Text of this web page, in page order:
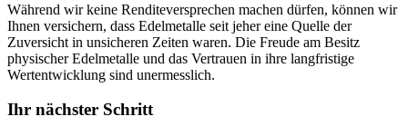
Während wir keine Renditeversprechen machen dürfen, können wir
Ihnen versichern, dass Edelmetalle seit jeher eine Quelle der
Zuversicht in unsicheren Zeiten waren. Die Freude am Besitz
physischer Edelmetalle und das Vertrauen in ihre langfristige
Wertentwicklung sind unermesslich.
Ihr nächster Schritt